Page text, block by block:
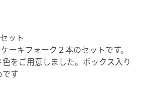
ット
ーキフォーク２本のセットです。
をご用意しました。ボックス入り
です